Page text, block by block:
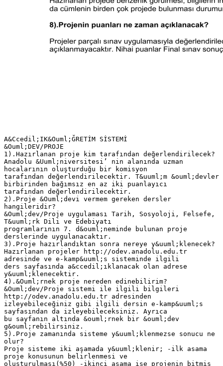
A&Ccedil;IK&Ouml;ĞRETİM SİSTEMİ
&Ouml;DEV/PROJE
1).Hazırlanan proje kim tarafından değerlendirilecek?
Anadolu &Uuml;niversitesi’ nin alanında uzman
hocalarının oluşturduğu bir komisyon
tarafından değerlendirilecektir. T&uuml;m &ouml;devler
birbirinden bağımsız en az iki puanlayıcı
tarafından değerlendirilecektir.
2).Proje &Ouml;devi vermem gereken dersler
hangileridir?
&Ouml;dev/Proje uygulaması Tarih, Sosyoloji, Felsefe,
T&uuml;rk Dili ve Edebiyatı
programlarının 7. d&ouml;neminde bulunan proje
derslerinde uygulanacaktır.
3).Proje hazırlandıktan sonra nereye y&uuml;klenecek?
Hazırlanan projeler http://odev.anadolu.edu.tr
adresinde ve e-kamp&uuml;s sisteminde ilgili
ders sayfasında a&ccedil;ıklanacak olan adrese
y&uuml;klenecektir.
4).&Ouml;rnek proje nereden edinebilirim?
&Ouml;dev/Proje sistemi ile ilgili bilgileri
http://odev.anadolu.edu.tr adresinden
izleyebileceğiniz gibi ilgili dersin e-kamp&uuml;s
sayfasından da izleyebileceksiniz. Ayrıca
bu sayfanın altında &ouml;rnek bir &ouml;dev
g&ouml;rebilirsiniz.
5).Proje zamanında sisteme y&uuml;klenmezse sonucu ne
olur?
Proje sisteme iki aşamada y&uuml;klenir; -ilk asama
proje konusunun belirlenmesi ve
oluşturulması(%50) -ikinci aşama ise projenin bitmiş